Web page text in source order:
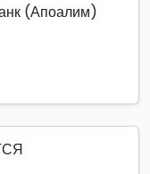
(Апоалим)